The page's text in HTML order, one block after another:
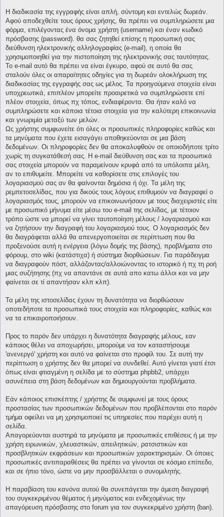
Η διαδικασία της εγγραφής είναι απλή, σύντομη και εντελώς δωρεάν.
Αφού αποδεχθείτε τους όρους χρήσης, θα πρέπει να συμπληρώσετε μια
φόρμα, επιλέγοντας ένα όνομα χρήστη (username) και έναν κωδικό
πρόσβασης (password). θα σας ζητηθεί επίσης η προσωπική σας
διεύθυνση ηλεκτρονικής αλληλογραφίας (e-mail), η οποία θα
χρησιμοποιηθεί για την πιστοποίηση της ηλεκτρονικής σας ταυτότητας.
Το e-mail αυτό θα πρέπει να είναι έγκυρο, αφού σε αυτό θα σας
σταλούν όλες οι απαραίτητες οδηγίες για τη δωρεάν ολοκλήρωση της
διαδικασίας της εγγραφής σας ως μέλος. Τα προηγούμενα στοιχεία είναι
υποχρεωτικά, επιπλέον μπορείτε προαιρετικά να συμπληρώσετε επί
πλέον στοιχεία, όπως πχ τόπος, ενδιαφέροντα. Θα ήταν καλό να
συμπληρώσετε και κάποια τέτοια στοιχεία για την καλύτερη επικοινωνία
και γνωριμία μεταξύ των μελών.
Ως χρήστης συμφωνείτε ότι όλες οι προσωπικές πληροφορίες καθώς και
τα μηνύματα που έχετε εισαγάγει αποθηκεύονται σε μια βάση
δεδομένων. Οι πληροφορίες δεν θα αποκαλυφθούν σε οποιοδήποτε τρίτο
χωρίς τη συγκατάθεσή σας. Η e-mail διεύθυνση σας και τα προσωπικά
σας στοιχεία μπορούν να παραμείνουν κρυφά από τα υπόλοιπα μέλη,
αν το επιθυμείτε. Μπορείτε να καθορίσετε στις επιλογές του
λογαριασμού σας αν θα φαίνονται δημόσια ή όχι. Τα μέλη της
ρεμπετοσελίδας, που για δικούς τους λόγους επιθυμούν να διαγραφεί ο
λογαριασμός τους, μπορούν να επικοινωνήσουν με τους διαχειριστές είτε
με προσωπικό μήνυμα είτε μέσω του e-mail της σελίδας, με τέτοιον
τρόπο ώστε να μπορεί να γίνει ταυτοποίηση μέλους / λογαριασμού και
να ζητήσουν την διαγραφή του λογαριασμού τους. Ο λογαριασμός δεν
θα διαγράφεται αλλά θα απενεργοποιείται σε περίπτωση που θα
προξενούσε αυτή η ενέργεια (λόγω δομής της βάσης), προβλήματα στο
φόρουμ, στο wiki (κατάστιχα) ή σύστημα διορθώσεων. Για παράδειγμα
να διαγραφούν πόστ, αλλάζοντας/αλλοιώνοντας το ιστορικό ή πχ τη ροή
μιας συζήτησης (πχ να απαντάνε σε αυτά απο κατω άλλοι και να μην
φαίνεται σε τί απαντήσαν κλπ κλπ).
Τα μέλη της ιστοσελίδας έχουν τη δυνατότητα να διορθώσουν
οποτεδήποτε τα προσωπικά τους στοιχεία και πληροφορίες, καθώς και
να τα επικαιροποιήσουν.
Προς το παρόν δεν υπάρχει η δυνατότητα διαγραφής μέλους, εαν
κάποιος θέλει να αποχωρήσει, μπορούμε να τον καταστήσουμε
'ανενεργό' χρήστη και αυτό να φαίνεται στο προφίλ του. Σε αυτή την
περίπτωση ο χρήστης δεν θα μπορεί να συνδεθεί. Αυτό γίνεται γιατί έτσι
όπως είναι φτιαγμένη η σελίδα με το σύστημα phpbb2, υπάρχει
ασυνέπεια στη βάση δεδομένων και δημιουργούνται προβλήματα.
Εάν κάποιος επισκέπτης / χρήστης δε συμφωνεί με τους όρους
προστασίας των προσωπικών δεδομένων που προβλέπονται στο παρόν
τμήμα οφείλει να μη χρησιμοποιεί τις υπηρεσίες που παρέχει αυτή η
σελίδα.
Απαγορεύονται αυστηρά τα μηνύματα με προσωπικές επιθέσεις ή με την
χρήση ειρωνικών, χλευαστικών, απειλητικών, ρατσιστικών και
προσβλητικών εκφράσεων και προσωπικών χαρακτηρισμών. Οι όποιες
προσωπικές αντιπαραθέσεις θα πρέπει να γίνονται σε κόσμιο επίπεδο,
και σε ήπιο τόνο, ώστε να μην προσβάλλεται ο συνομιλητής.
Η παραβίαση του κανόνα αυτού θα συνεπάγεται την άμεση διαγραφή
του συγκεκριμένου θέματος ή μηνύματος και ενδεχομένως την
απαγόρευση πρόσβασης στο forum για τον συγκεκριμένο χρήστη (ban).